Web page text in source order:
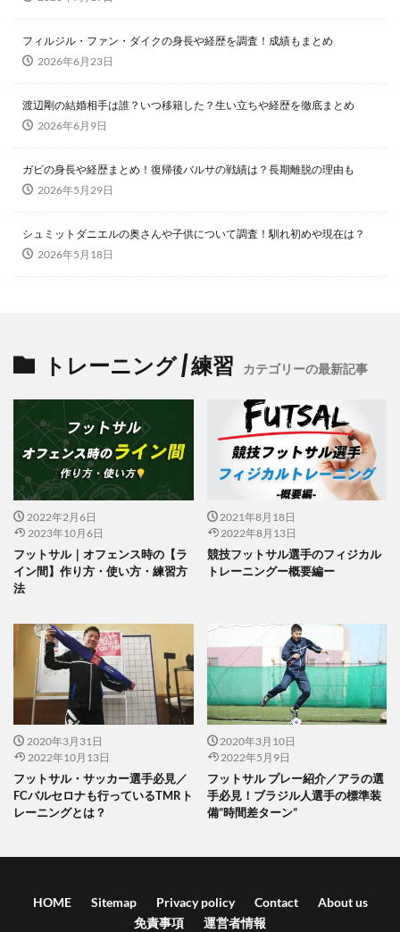
フィルジル・ファン・ダイクの身長や経歴を調査！成績もまとめ
2026年6月23日
渡辺剛の結婚相手は誰？いつ移籍した？生い立ちや経歴を徹底まとめ
2026年6月9日
ガビの身長や経歴まとめ！復帰後バルサの戦績は？長期離脱の理由も
2026年5月29日
シュミットダニエルの奥さんや子供について調査！馴れ初めや現在は？
2026年5月18日
トレーニング / 練習 カテゴリーの最新記事
2022年2月6日
2023年10月6日
フットサル｜オフェンス時の【ラ
イン間】作り方・使い方・練習方
法
2021年8月18日
2022年8月13日
競技フットサル選手のフィジカル
トレーニングー概要編ー
2020年3月31日
2022年10月13日
フットサル・サッカー選手必見／
FCバルセロナも行っているTMRト
レーニングとは？
2020年3月10日
2022年5月9日
フットサル プレー紹介／アラの選
手必見！ブラジル人選手の標準装
備”時間差ターン”
HOME Sitemap Privacy policy Contact
About us
免責事項
運営者情報